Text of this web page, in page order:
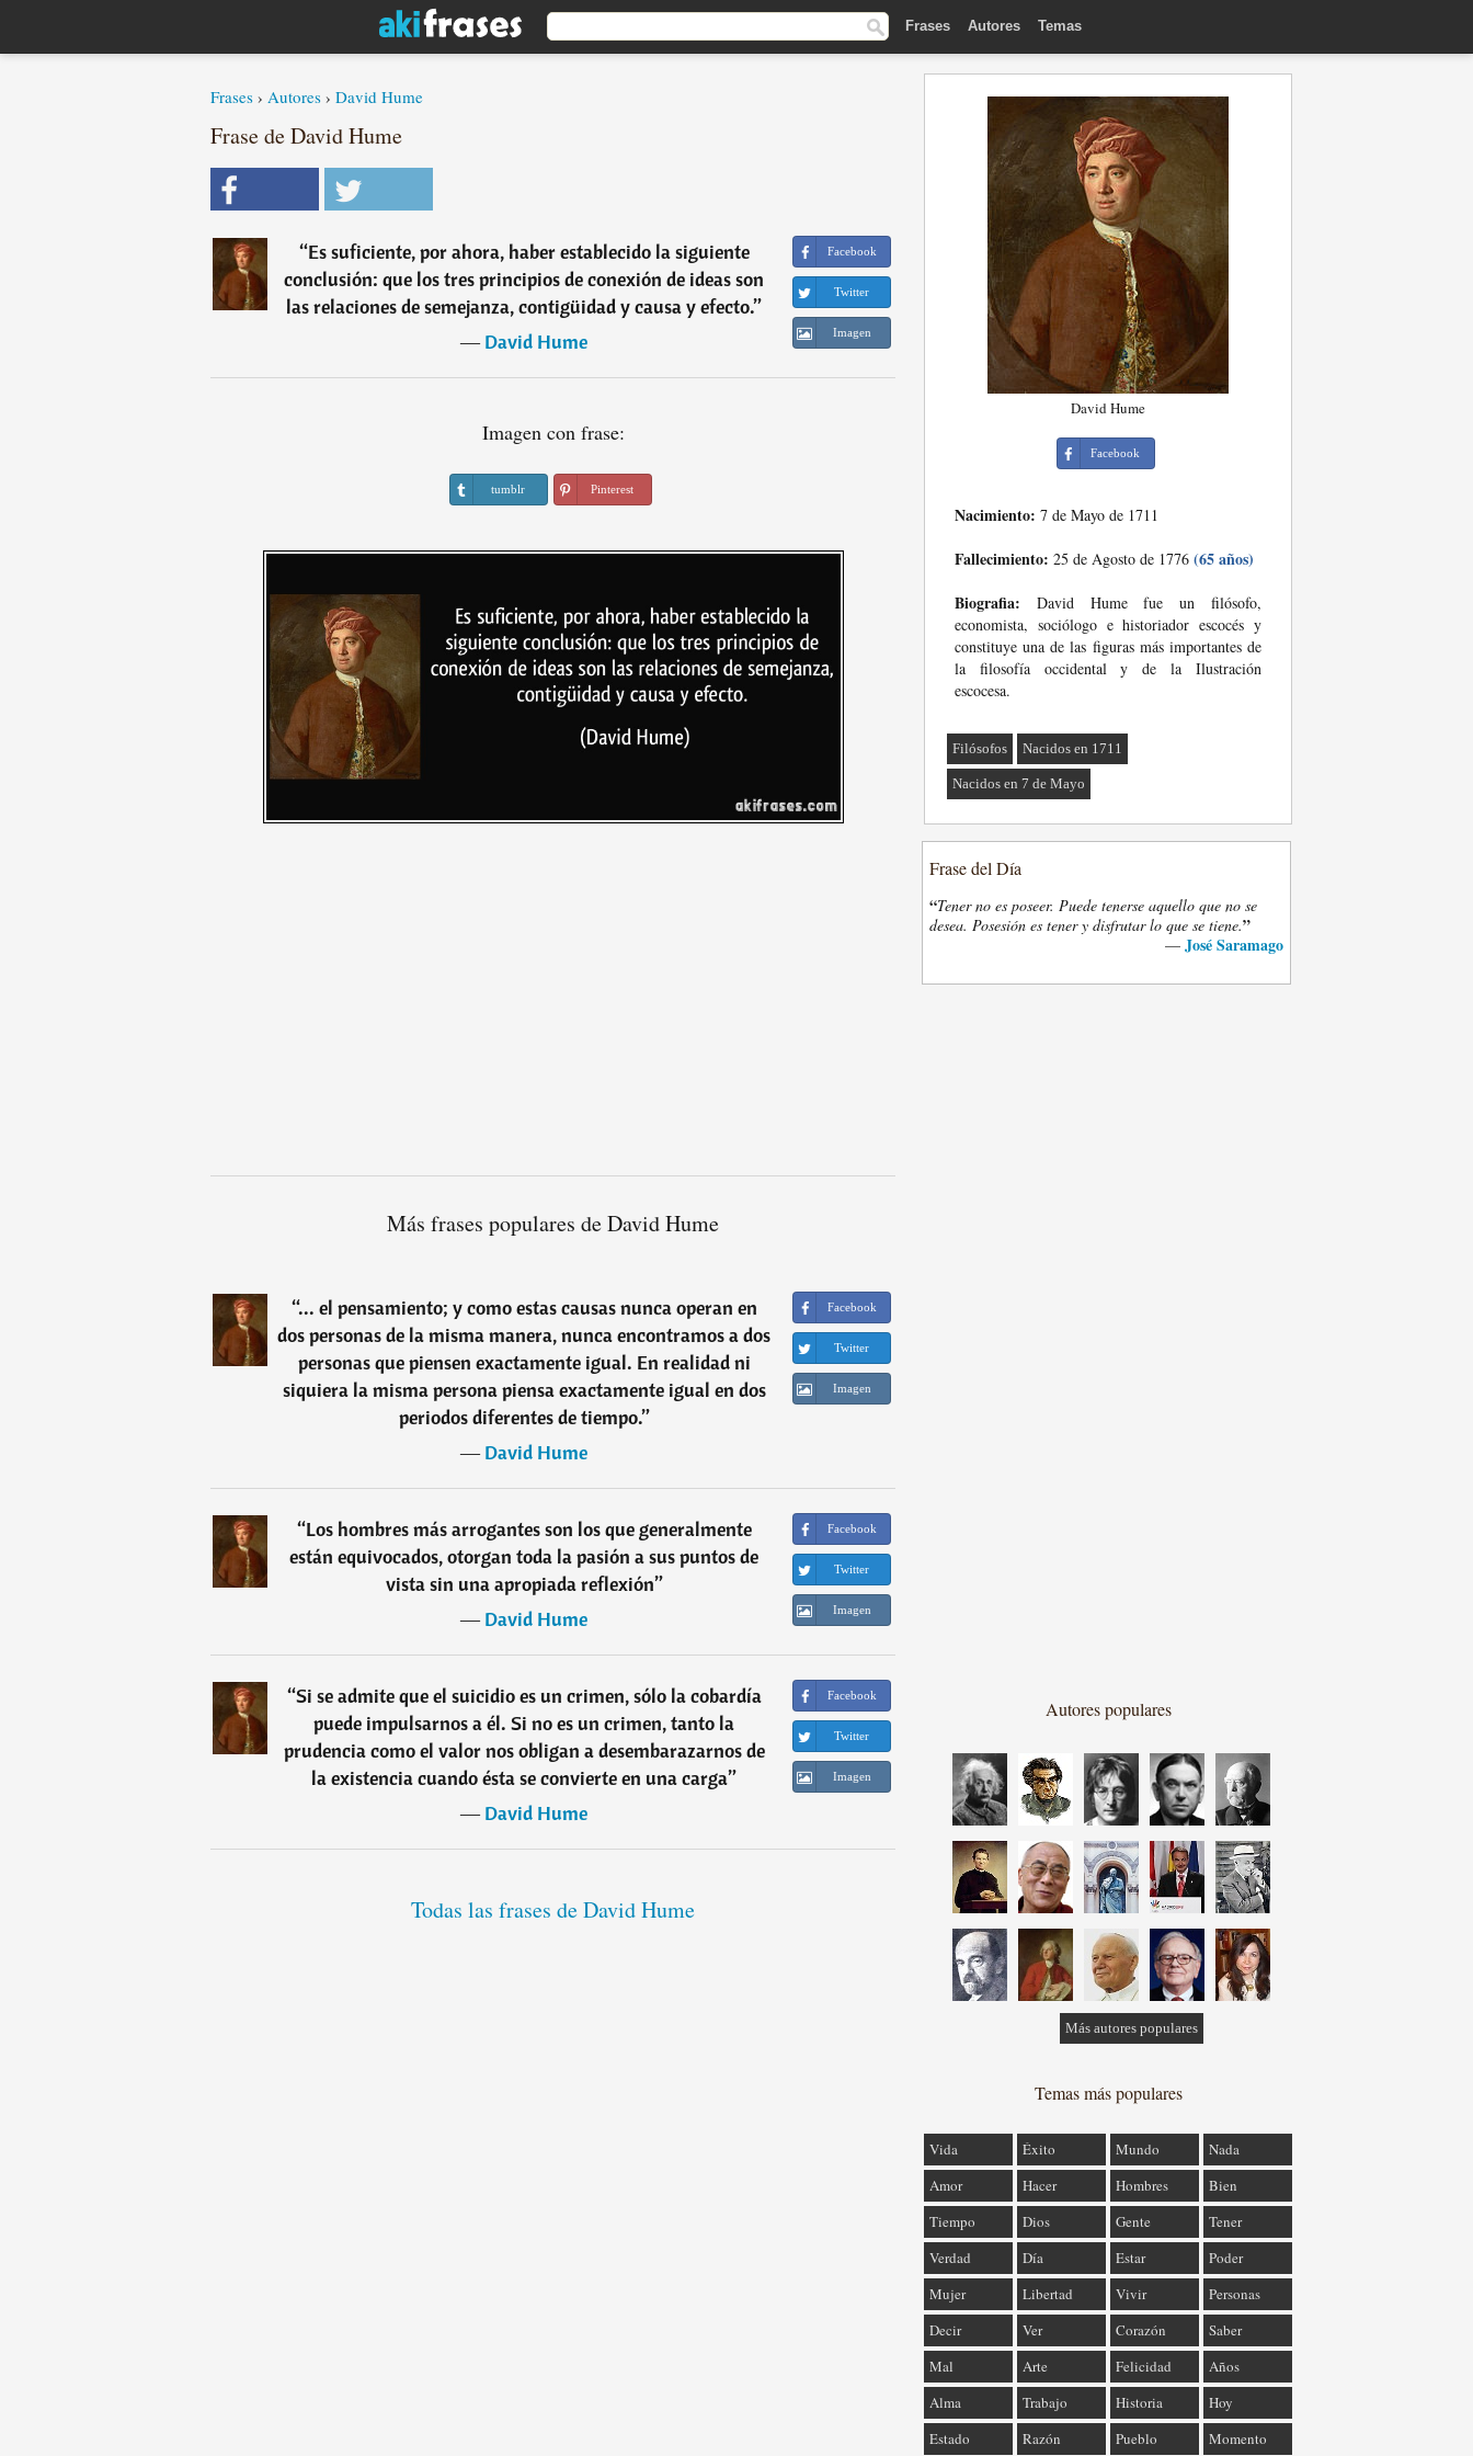
Frases Autores Temas
Frases › Autores › David Hume
Frase de David Hume
“Es suficiente, por ahora, haber establecido la siguiente
conclusión: que los tres principios de conexión de ideas son
las relaciones de semejanza, contigüidad y causa y efecto.”
―David Hume
Facebook
Twitter
Imagen
Imagen con frase:
tumblr Pinterest
Más frases populares de David Hume
“... el pensamiento; y como estas causas nunca operan en
dos personas de la misma manera, nunca encontramos a dos
personas que piensen exactamente igual. En realidad ni
siquiera la misma persona piensa exactamente igual en dos
periodos diferentes de tiempo.”
―David Hume
Facebook
Twitter
Imagen
“Los hombres más arrogantes son los que generalmente
están equivocados, otorgan toda la pasión a sus puntos de
vista sin una apropiada reflexión”
―David Hume
Facebook
Twitter
Imagen
“Si se admite que el suicidio es un crimen, sólo la cobardía
puede impulsarnos a él. Si no es un crimen, tanto la
prudencia como el valor nos obligan a desembarazarnos de
la existencia cuando ésta se convierte en una carga”
―David Hume
Facebook
Twitter
Imagen
Todas las frases de David Hume
David Hume
Facebook
Nacimiento: 7 de Mayo de 1711
Fallecimiento: 25 de Agosto de 1776 (65 años)
Biografia: David Hume fue un filósofo,
economista, sociólogo e historiador escocés y
constituye una de las figuras más importantes de
la filosofía occidental y de la Ilustración
escocesa.
Filósofos Nacidos en 1711
Nacidos en 7 de Mayo
Frase del Día
“Tener no es poseer. Puede tenerse aquello que no se
desea. Posesión es tener y disfrutar lo que se tiene.”
— José Saramago
Autores populares
Más autores populares
Temas más populares
Vida Éxito Mundo
Nada
Amor
Hacer Hombres
Bien
Tiempo
Dios Gente
Tener
Verdad
Día Estar
Poder
Mujer
Libertad Vivir
Personas
Decir
Ver Corazón
Saber
Mal
Arte Felicidad
Años
Alma
Trabajo Historia
Hoy
Estado
Razón Pueblo Momento